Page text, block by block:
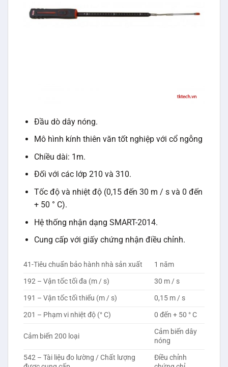
Đầu dò dây nóng.
Mô hình kính thiên văn tốt nghiệp với cổ ngỗng
Chiều dài: 1m.
Đối với các lớp 210 và 310.
Tốc độ và nhiệt độ (0,15 đến 30 m / s và 0 đến
+ 50 ° C).
Hệ thống nhận dạng SMART-2014.
Cung cấp với giấy chứng nhận điều chỉnh.
41-Tiêu chuẩn bảo hành nhà sản xuất
1 năm
192 – Vận tốc tối đa (m / s)
30 m / s
191 – Vận tốc tối thiểu (m / s)
0,15 m / s
201 – Phạm vi nhiệt độ (° C)
0 đến + 50 ° C
Cảm biến 200 loại
Cảm biến dây
nóng
542 – Tài liệu đo lường / Chất lượng
Điều chỉnh